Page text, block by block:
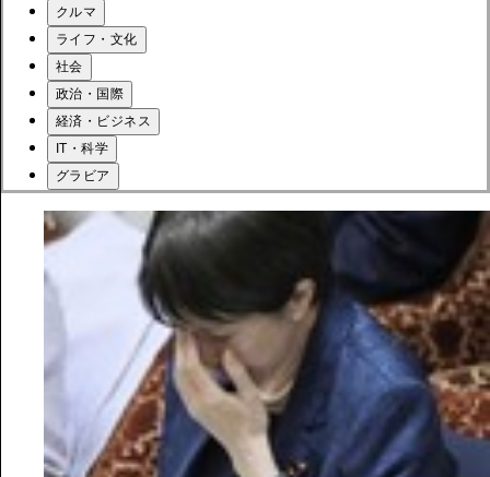
クルマ
ライフ・文化
社会
政治・国際
経済・ビジネス
IT・科学
グラビア